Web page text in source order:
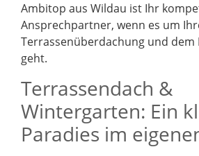
Ambitop aus Wildau ist Ihr
Ansprechpartner, wenn es um
Terrassenüberdachung und
geht.
Terrassendach &
Wintergarten: Ein
Paradies im